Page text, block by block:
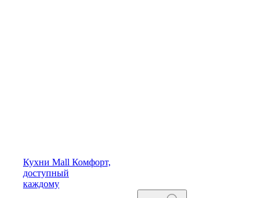
Кухни Mall Комфорт,
доступный
каждому